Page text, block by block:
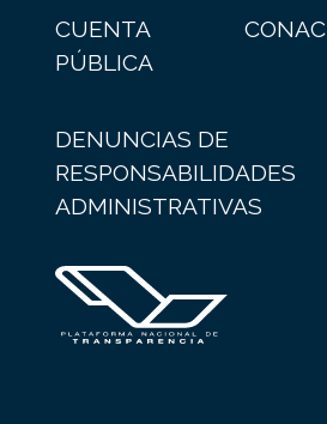
CUENTA
PÚBLICA
CONAC
DENUNCIAS DE
RESPONSABILIDADES
ADMINISTRATIVAS